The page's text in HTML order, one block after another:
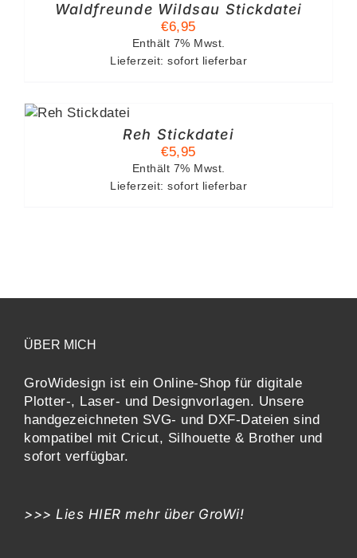
Waldfreunde Wildsau Stickdatei
€6,95
Enthält 7% Mwst.
Lieferzeit: sofort lieferbar
Reh Stickdatei
€5,95
Enthält 7% Mwst.
Lieferzeit: sofort lieferbar
ÜBER MICH
GroWidesign ist ein Online-Shop für digitale
Plotter-, Laser- und Designvorlagen. Unsere
handgezeichneten SVG- und DXF-Dateien sind
kompatibel mit Cricut, Silhouette & Brother und
sofort verfügbar.
>>> Lies HIER mehr über GroWi!